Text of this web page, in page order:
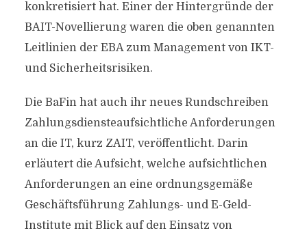
konkretisiert hat. Einer der Hintergründe der
BAIT-Novellierung waren die oben genannten
Leitlinien der EBA zum Management von IKT-
und Sicherheitsrisiken.
Die BaFin hat auch ihr neues Rundschreiben
Zahlungsdiensteaufsichtliche Anforderungen
an die IT, kurz ZAIT, veröffentlicht. Darin
erläutert die Aufsicht, welche aufsichtlichen
Anforderungen an eine ordnungsgemäße
Geschäftsführung Zahlungs- und E-Geld-
Institute mit Blick auf den Einsatz von